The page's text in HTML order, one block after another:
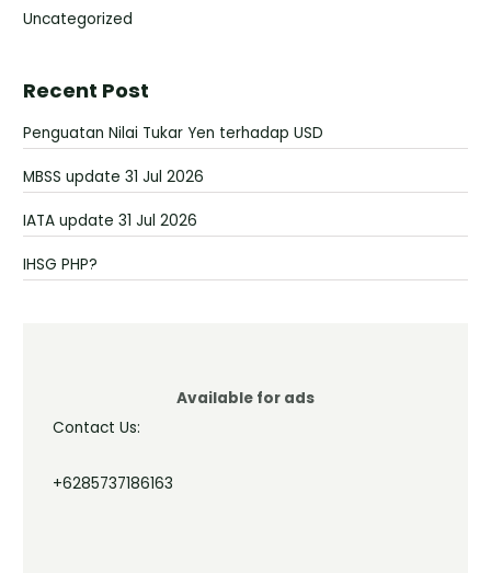
Uncategorized
Recent Post
Penguatan Nilai Tukar Yen terhadap USD
MBSS update 31 Jul 2026
IATA update 31 Jul 2026
IHSG PHP?
Available for ads
Contact Us:
+6285737186163